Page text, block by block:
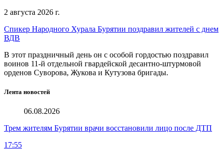
2 августа 2026 г.
Спикер Народного Хурала Бурятии поздравил жителей с днем
ВДВ
В этот праздничный день он с особой гордостью поздравил
воинов 11-й отдельной гвардейской десантно-штурмовой
орденов Суворова, Жукова и Кутузова бригады.
Лента новостей
06.08.2026
Трем жителям Бурятии врачи восстановили лицо после ДТП
17:55